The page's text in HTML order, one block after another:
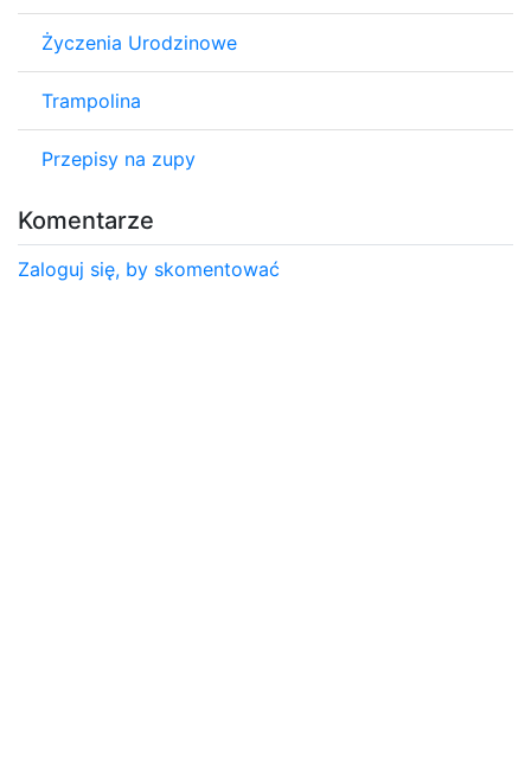
Życzenia Urodzinowe
Trampolina
Przepisy na zupy
Komentarze
Zaloguj się, by skomentować